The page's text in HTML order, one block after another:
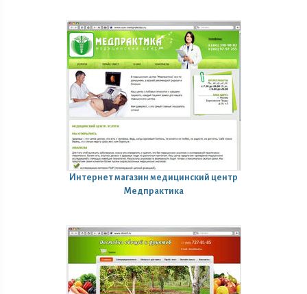
Интернет магазин медицинский центр
Медпрактика